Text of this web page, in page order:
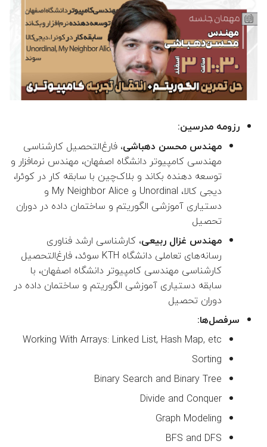
👤 مجید فخار
👤 فهیمه طورانی فرانی
👤 هوشنگ طالبی حبیب
👤 حمیدرضا سلیمی مقدم
👤 ایرج کاظمی
👤 نصرا ایران پناه
👤 محسن ملکی
👤 محمد محمدی
👤 ملیحه یوسف زاده
👤 علیرضا نصراصفهانی
رزومه مدرسین:
مهندس محسن دهباشی، فارغ‌التحصیل کارشناسی
مهندسی کامپیوتر دانشگاه اصفهان، مهندس نرم‎افزار و
توسعه دهنده بک‎اند و بلاک‌چین با سابقه کار در کوئرا،
دیجی کالا، Unordinal و My Neighbor Alice و
دستیاری آموزشی الگوریتم و ساختمان داده در دوران
تحصیل
مهندس غزال ربیعی، کارشناسی ارشد فناوری
رسانه‌های تعاملی دانشگاه KTH سوئد، فارغ‌التحصیل
کارشناسی مهندسی کامپیوتر دانشگاه اصفهان، با
سابقه دستیاری آموزشی الگوریتم و ساختمان داده در
دوران تحصیل
سرفصل‌ها:
Working With Arrays: Linked List, Hash Map, etc
Sorting
Binary Search and Binary Tree
Divide and Conquer
Graph Modeling
BFS and DFS